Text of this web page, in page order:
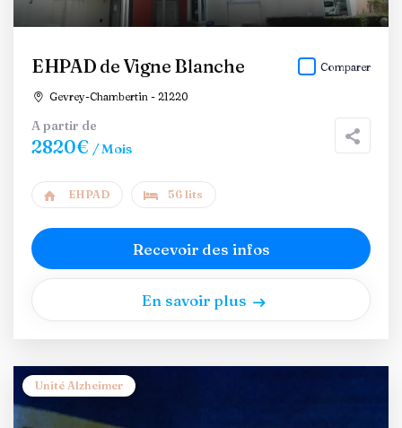
EHPAD de Vigne Blanche
Gevrey-Chambertin - 21220
Comparer
A partir de
2820€ / Mois
EHPAD 56 lits
Recevoir des infos
En savoir plus
Unité Alzheimer